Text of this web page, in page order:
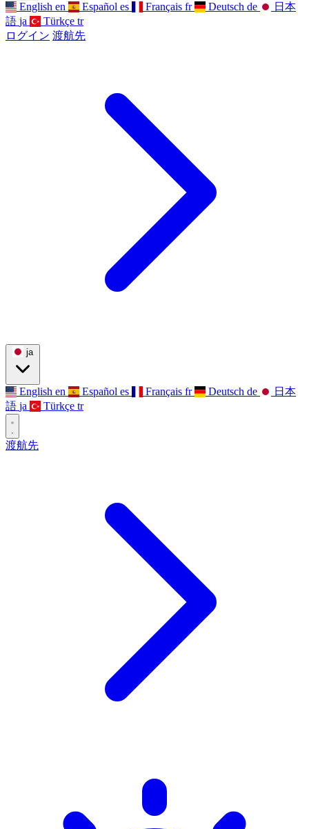
English en Español es Français fr Deutsch de
日本
語 ja Türkçe tr
ログイン 渡航先
ja
English en Español es Français fr Deutsch de
日本
語 ja Türkçe tr
渡航先